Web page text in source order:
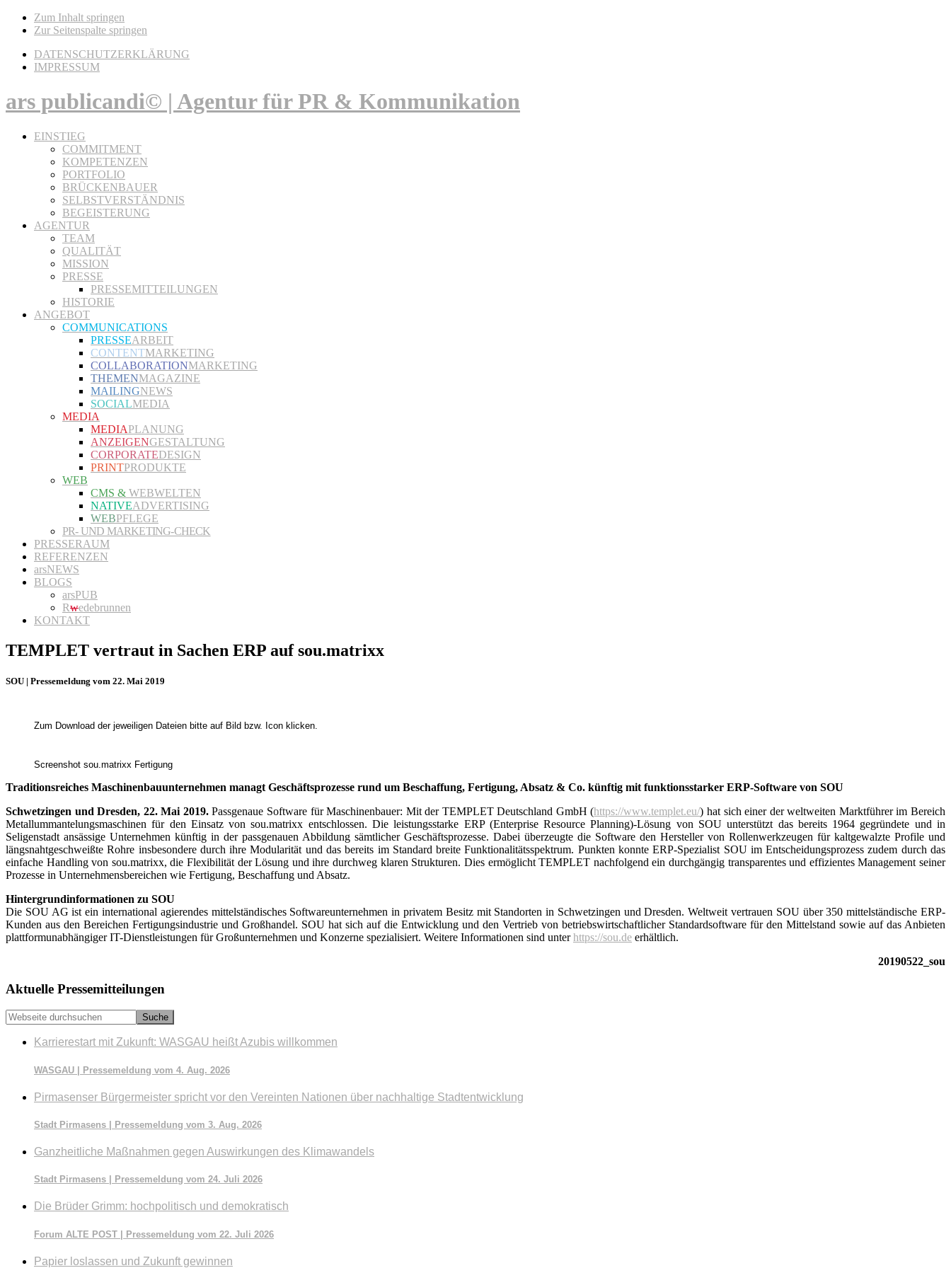
Zum Inhalt springen
Zur Seitenspalte springen
DATENSCHUTZERKLÄRUNG
IMPRESSUM
ars publicandi© | Agentur für PR & Kommunikation
EINSTIEG
COMMITMENT
KOMPETENZEN
PORTFOLIO
BRÜCKENBAUER
SELBSTVERSTÄNDNIS
BEGEISTERUNG
AGENTUR
TEAM
QUALITÄT
MISSION
PRESSE
PRESSEMITTEILUNGEN
HISTORIE
ANGEBOT
COMMUNICATIONS
PRESSEARBEIT
CONTENTMARKETING
COLLABORATIONMARKETING
THEMENMAGAZINE
MAILINGNEWS
SOCIALMEDIA
MEDIA
MEDIAPLANUNG
ANZEIGENGESTALTUNG
CORPORATEDESIGN
PRINTPRODUKTE
WEB
CMS & WEBWELTEN
NATIVEADVERTISING
WEBPFLEGE
PR- UND MARKETING-CHECK
PRESSERAUM
REFERENZEN
arsNEWS
BLOGS
arsPUB
Rwedebrunnen
KONTAKT
TEMPLET vertraut in Sachen ERP auf sou.matrixx
SOU | Pressemeldung vom 22. Mai 2019
Zum Download der jeweiligen Dateien bitte auf Bild bzw. Icon klicken.
Screenshot sou.matrixx Fertigung
Traditionsreiches Maschinenbauunternehmen managt Geschäftsprozesse rund um Beschaffung, Fertigung, Absatz & Co. künftig mit funktionsstarker ERP-Software von SOU
Schwetzingen und Dresden, 22. Mai 2019.Passgenaue Software für Maschinenbauer: Mit der TEMPLET Deutschland GmbH (https://www.templet.eu/) hat sich einer der weltweiten Marktführer im Bereich
Metallummantelungsmaschinen für den Einsatz von sou.matrixx entschlossen. Die leistungsstarke ERP (Enterprise Resource Planning)-Lösung von SOU unterstützt das bereits 1964 gegründete und in
Seligenstadt ansässige Unternehmen künftig in der passgenauen Abbildung sämtlicher Geschäftsprozesse. Dabei überzeugte die Software den Hersteller von Rollenwerkzeugen für kaltgewalzte Profile und
längsnahtgeschweißte Rohre insbesondere durch ihre Modularität und das bereits im Standard breite Funktionalitätsspektrum. Punkten konnte ERP-Spezialist SOU im Entscheidungsprozess zudem durch das
einfache Handling von sou.matrixx, die Flexibilität der Lösung und ihre durchweg klaren Strukturen. Dies ermöglicht TEMPLET nachfolgend ein durchgängig transparentes und effizientes Management seiner
Prozesse in Unternehmensbereichen wie Fertigung, Beschaffung und Absatz.
Hintergrundinformationen zu SOU
Die SOU AG ist ein international agierendes mittelständisches Softwareunternehmen in privatem Besitz mit Standorten in Schwetzingen und Dresden. Weltweit vertrauen SOU über 350 mittelständische ERP-
Kunden aus den Bereichen Fertigungsindustrie und Großhandel. SOU hat sich auf die Entwicklung und den Vertrieb von betriebswirtschaftlicher Standardsoftware für den Mittelstand sowie auf das Anbieten
plattformunabhängiger IT-Dienstleistungen für Großunter­nehmen und Konzerne spezialisiert. Weitere Informationen sind unterhttps://sou.de erhältlich.
20190522_sou
Seitenspalte
Aktuelle Pressemitteilungen
Webseite
durchsuchen
Karrierestart mit Zukunft: WASGAU heißt Azubis willkommen
WASGAU | Pressemeldung vom 4. Aug. 2026
Pirmasenser Bürgermeister spricht vor den Vereinten Nationen über nachhaltige Stadtentwicklung
Stadt Pirmasens | Pressemeldung vom 3. Aug. 2026
Ganzheitliche Maßnahmen gegen Auswirkungen des Klimawandels
Stadt Pirmasens | Pressemeldung vom 24. Juli 2026
Die Brüder Grimm: hochpolitisch und demokratisch
Forum ALTE POST | Pressemeldung vom 22. Juli 2026
Papier loslassen und Zukunft gewinnen